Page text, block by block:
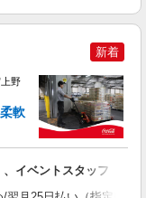
新着
野
軟
イベントスタッフ